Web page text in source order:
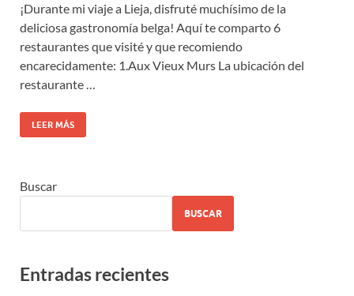
¡Durante mi viaje a Lieja, disfruté muchísimo de la
deliciosa gastronomía belga! Aquí te comparto 6
restaurantes que visité y que recomiendo
encarecidamente: 1.Aux Vieux Murs La ubicación del
restaurante …
LEER MÁS
Buscar
BUSCAR
Entradas recientes